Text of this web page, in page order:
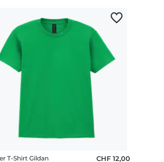
T-Shirt Gildan CHF 12,00